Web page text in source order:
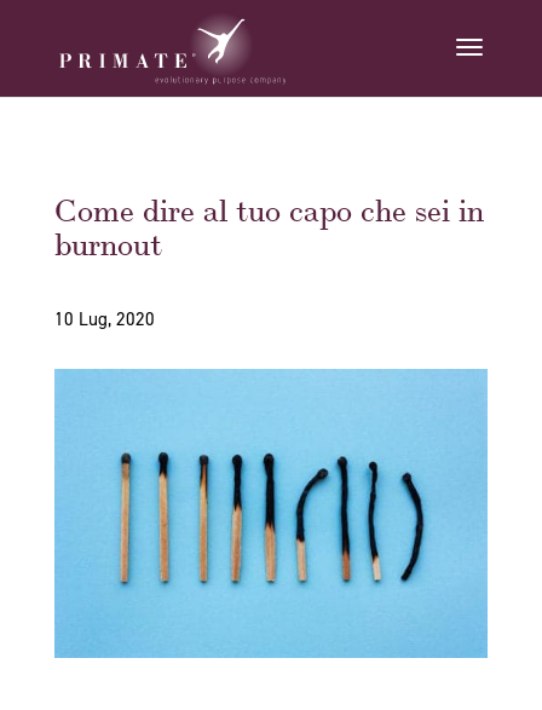
Come dire al tuo capo che sei in
burnout
10 Lug, 2020